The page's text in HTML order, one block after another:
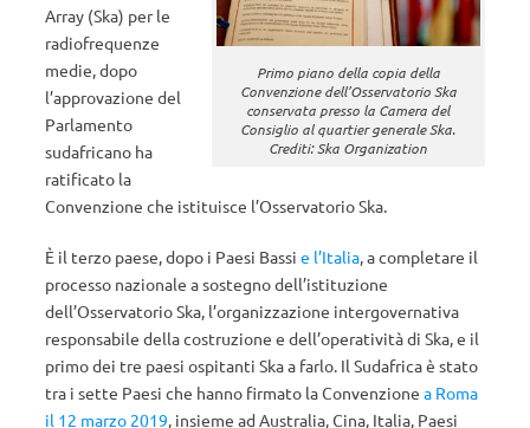
Primo piano della copia della
Convenzione dell’Osservatorio Ska
conservata presso la Camera del
Consiglio al quartier generale Ska.
Crediti: Ska Organization
Array (Ska) per le
radiofrequenze
medie, dopo
l’approvazione del
Parlamento
sudafricano ha
ratificato la
Convenzione che istituisce l’Osservatorio Ska.
È il terzo paese, dopo i Paesi Bassi e l’Italia, a completare il
processo nazionale a sostegno dell’istituzione
dell’Osservatorio Ska, l’organizzazione intergovernativa
responsabile della costruzione e dell’operatività di Ska, e il
primo dei tre paesi ospitanti Ska a farlo. Il Sudafrica è stato
tra i sette Paesi che hanno firmato la Convenzione a Roma
il 12 marzo 2019, insieme ad Australia, Cina, Italia, Paesi